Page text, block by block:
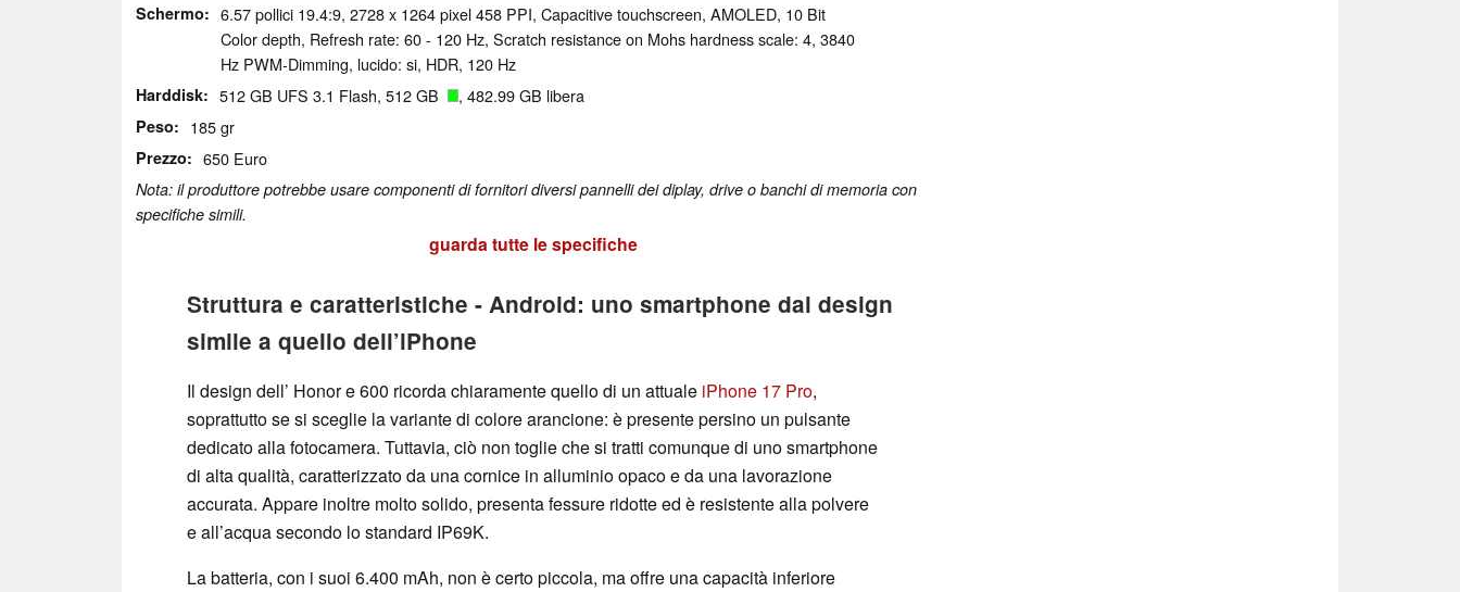
Schermo
6.57 pollici 19.4:9, 2728 x 1264 pixel 458 PPI, Capacitive touchscreen, AMOLED, 10 Bit
Color depth, Refresh rate: 60 - 120 Hz, Scratch resistance on Mohs hardness scale: 4, 3840
Hz PWM-Dimming, lucido: si, HDR, 120 Hz
Harddisk 512 GB UFS 3.1 Flash, 512 GB , 482.99 GB libera
Peso 185 gr
Prezzo 650 Euro
Nota: il produttore potrebbe usare componenti di fornitori diversi pannelli dei diplay, drive o banchi di memoria con
specifiche simili.
guarda tutte le specifiche
Struttura e caratteristiche - Android: uno smartphone dal design
simile a quello dell’iPhone
Il design dell’ Honor e 600 ricorda chiaramente quello di un attuale iPhone 17 Pro,
soprattutto se si sceglie la variante di colore arancione: è presente persino un pulsante
dedicato alla fotocamera. Tuttavia, ciò non toglie che si tratti comunque di uno smartphone
di alta qualità, caratterizzato da una cornice in alluminio opaco e da una lavorazione
accurata. Appare inoltre molto solido, presenta fessure ridotte ed è resistente alla polvere
e all’acqua secondo lo standard IP69K.
La batteria, con i suoi 6.400 mAh, non è certo piccola, ma offre una capacità inferiore